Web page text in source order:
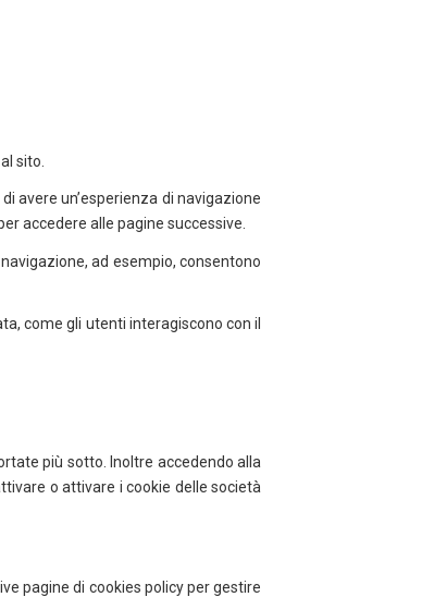
sito.
avere un’esperienza di navigazione
accedere alle pagine successive.
ad esempio, consentono
come gli utenti interagiscono con il
più sotto. Inoltre accedendo alla
o attivare i cookie delle società
pagine di cookies policy per gestire